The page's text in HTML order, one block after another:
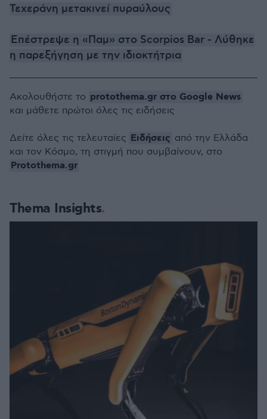
Τεχεράνη μετακινεί πυραύλους
Επέστρεψε η «Παμ» στο Scorpios Bar - Λύθηκε
η παρεξήγηση με την ιδιοκτήτρια
Thema Insights
Ακολουθήστε το protothema.gr στο Google News
και μάθετε πρώτοι όλες τις ειδήσεις
Δείτε όλες τις τελευταίες Ειδήσεις από την Ελλάδα
και τον Κόσμο, τη στιγμή που συμβαίνουν, στο
Protothema.gr